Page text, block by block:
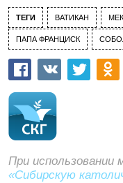
ТЕГИ ВАТИКАН
ПАПА ФРАНЦИСК
При использовании
«Сибирскую